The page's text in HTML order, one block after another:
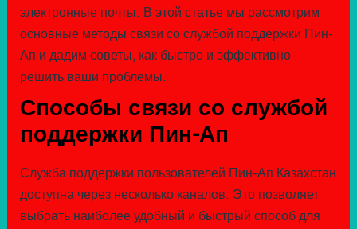
электронные почты. В этой статье мы рассмотрим
основные методы связи со службой поддержки Пин-
Ап и дадим советы, как быстро и эффективно
решить ваши проблемы.
Способы связи со службой
поддержки Пин-Ап
Служба поддержки пользователей Пин-Ап Казахстан
доступна через несколько каналов. Это позволяет
выбрать наиболее удобный и быстрый способ для